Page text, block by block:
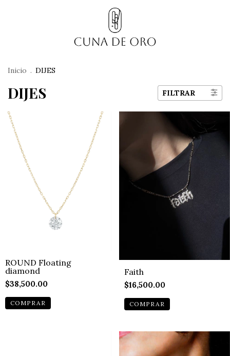
Inicio . DIJES
DIJES FILTRAR
ROUND Floating
diamond
$38,500.00
Faith
$16,500.00
COMPRAR